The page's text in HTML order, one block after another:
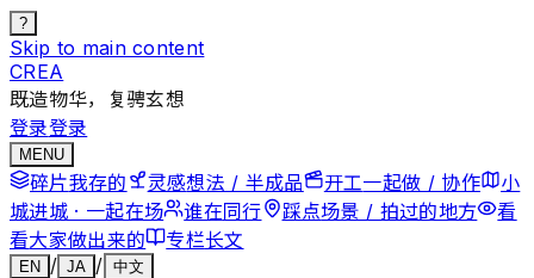
?
Skip to main content
CREA
既造物华，复骋玄想
登录登录
MENU
碎片我存的 灵感想法 / 半成品 开工一起做 / 协作
小
城进城 · 一起在场 谁在同行 踩点场景 / 拍过的地方
看
看大家做出来的 专栏长文
EN / JA / 中文